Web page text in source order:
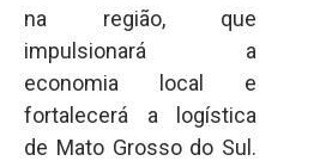
na região, que
impulsionará a
economia local e
fortalecerá a logística
de Mato Grosso do Sul.